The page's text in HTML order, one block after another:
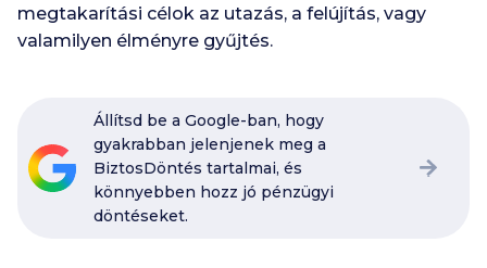
megtakarítási célok az utazás, a felújítás, vagy
valamilyen élményre gyűjtés.
Állítsd be a Google-ban, hogy
gyakrabban jelenjenek meg a
BiztosDöntés tartalmai, és
könnyebben hozz jó pénzügyi
döntéseket.